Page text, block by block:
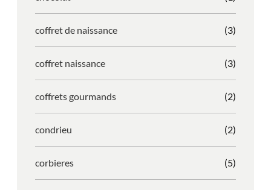
coffret de naissance (3)
coffret naissance (3)
coffrets gourmands (2)
condrieu (2)
corbieres (5)